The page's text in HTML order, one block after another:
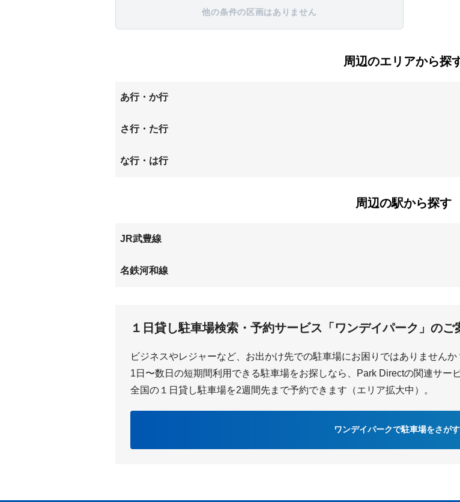
他の条件の区画はありません
周辺のエリアから探
あ行・か行
青山
さ行・た行
下門
な行・は行
周辺の駅から探す
JR武豊線
東成岩
名鉄河和線
１日貸し駐車場検索・予約サービス「ワンデイパーク」のご
ビジネスやレジャーなど、お出かけ先での駐車場にお困りではありませんか
1日〜数日の短期間利用できる駐車場をお探しなら、Park Directの関連サー
全国の１日貸し駐車場を2週間先まで予約できます（エリア拡大中）。
ワンデイパークで駐車場をさがす